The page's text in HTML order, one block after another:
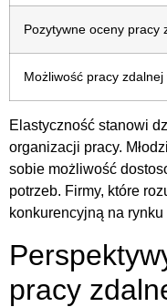
Pozytywne oceny pracy
Możliwość pracy zdalnej
Elastyczność stanowi
organizacji pracy.
sobie możliwość
potrzeb. Firmy, które
konkurencyjną na rynku
pracy